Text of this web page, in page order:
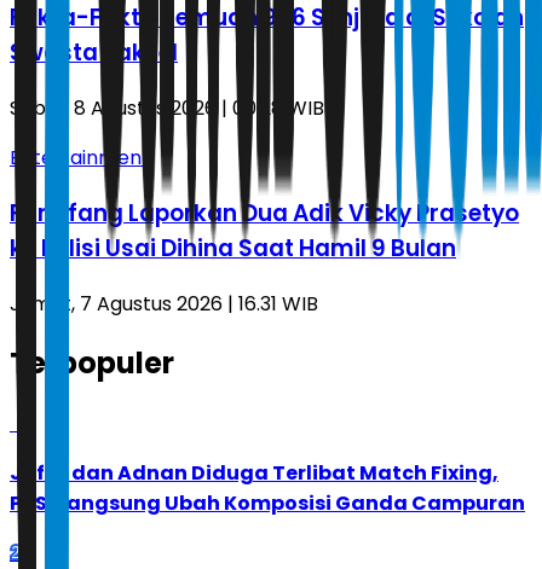
Fakta-Fakta Temuan 996 Senjata di Sekolah
Swasta Jaksel
Sabtu, 8 Agustus 2026 | 00.28 WIB
Entertainment
Fangfang Laporkan Dua Adik Vicky Prasetyo
ke Polisi Usai Dihina Saat Hamil 9 Bulan
Jumat, 7 Agustus 2026 | 16.31 WIB
Terpopuler
Jafar dan Adnan Diduga Terlibat Match Fixing,
PBSI Langsung Ubah Komposisi Ganda Campuran
2